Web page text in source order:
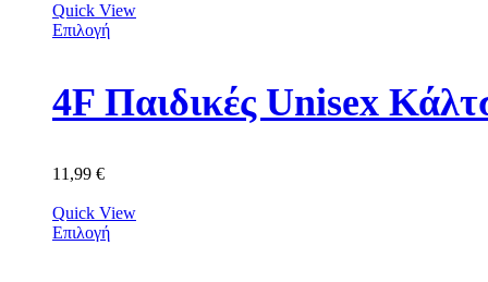
Quick View
Επιλογή
4F Παιδικές Unisex
11,99 €
Quick View
Επιλογή